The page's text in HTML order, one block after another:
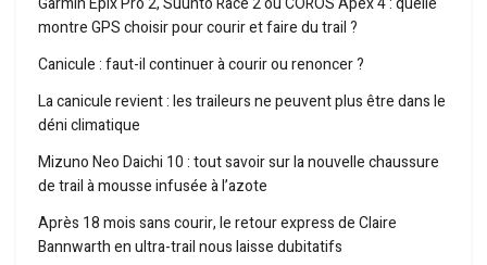
montre GPS choisir pour courir et faire du trail ?
Canicule : faut-il continuer à courir ou renoncer ?
La canicule revient : les traileurs ne peuvent plus être dans le
déni climatique
Mizuno Neo Daichi 10 : tout savoir sur la nouvelle chaussure
de trail à mousse infusée à l’azote
Après 18 mois sans courir, le retour express de Claire
Bannwarth en ultra-trail nous laisse dubitatifs